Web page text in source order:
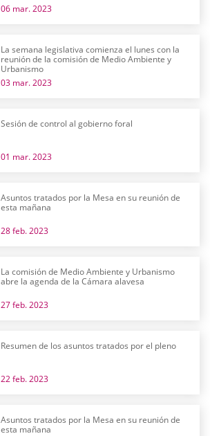
06 mar. 2023
La semana legislativa comienza el lunes con la
reunión de la comisión de Medio Ambiente y
Urbanismo
03 mar. 2023
Sesión de control al gobierno foral
01 mar. 2023
Asuntos tratados por la Mesa en su reunión de
esta mañana
28 feb. 2023
La comisión de Medio Ambiente y Urbanismo
abre la agenda de la Cámara alavesa
27 feb. 2023
Resumen de los asuntos tratados por el pleno
22 feb. 2023
Asuntos tratados por la Mesa en su reunión de
esta mañana